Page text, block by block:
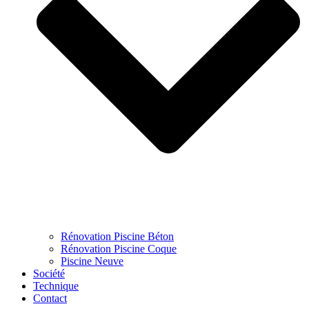
Rénovation Piscine Béton
Rénovation Piscine Coque
Piscine Neuve
Société
Technique
Contact